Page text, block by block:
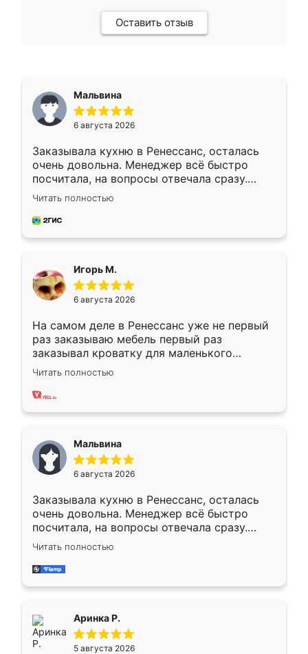
Оставить отзыв
Мальвина
6 августа 2026
Заказывала кухню в Ренессанс, осталась
очень довольна. Менеджер всё быстро
посчитала, на вопросы отвечала сразу.
Замерщик приехал в субботу, подошёл к
делу со всей ответственностью. Собрали
за день, ребята работали аккуратно, даже
Читать полностью
Игорь М.
6 августа 2026
На самом деле в Ренессанс уже не первый
раз заказываю мебель первый раз
заказывал кроватку для маленького
ребёнка при его рождении ,во второй раз
заказал шкаф-купе. По качеству очень
хорошее сборка достаточно быстрая,
меньше, здесь же он более разнообразный.
Мне нравится ,если что-то потребуется из
мебели буду заказывать только здесь.
Читать полностью
Мальвина
6 августа 2026
Заказывала кухню в Ренессанс, осталась
очень довольна. Менеджер всё быстро
посчитала, на вопросы отвечала сразу.
Замерщик приехал в субботу, подошёл к
делу со всей ответственностью. Собрали
за день, ребята работали аккуратно, даже
Читать полностью
Аринка Р.
5 августа 2026